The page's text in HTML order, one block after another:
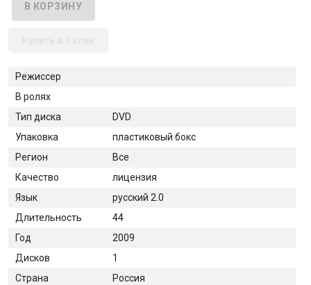
Режиссер
В ролях
Тип диска
DVD
Упаковка
пластиковый бокс
Регион
Все
Качество
лицензия
Язык
русский 2.0
Длительность
44
Год
2009
Дисков
1
Страна
Россия